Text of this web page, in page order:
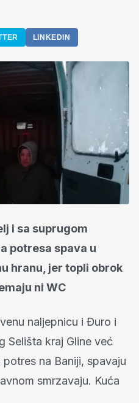
LINKEDIN
i sa suprugom
potresa spava u
hranu, jer topli obrok
ni WC
naljepnicu i Đuro i
Selišta kraj Gline već
na Baniji, spavaju
smrzavaju. Kuća